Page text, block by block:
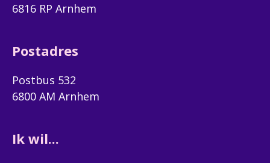
6816 RP Arnhem
Postadres
Postbus 532
6800 AM Arnhem
Ik wil...